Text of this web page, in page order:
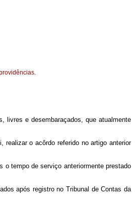
livres e desembaraçados, que atualmente
realizar o acôrdo referido no artigo anterior
o tempo de serviço anteriormente prestado
após registro no Tribunal de Contas da